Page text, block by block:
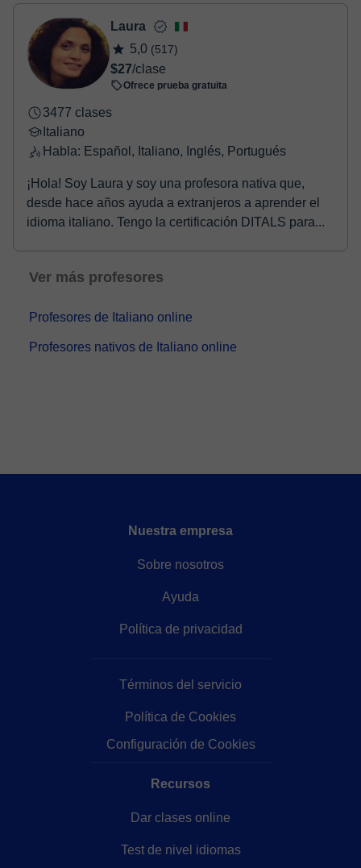
- Tarjeta de crédito.
- Paypal.
Una vez realices el pago de la clase, recibirás un e-mail de
confirmación de la reserva.
Laura
5,0 (517)
$27/clase
Ofrece prueba gratuita
3477 clases
Italiano
Habla: Español, Italiano, Inglés, Portugués
¡Hola! Soy Laura y soy una profesora nativa que,
desde hace años ayuda a extranjeros a aprender el
idioma italiano. Tengo la certificación DITALS para...
Ver más profesores
Profesores de Italiano online
Profesores nativos de Italiano online
Nuestra empresa
Sobre nosotros
Ayuda
Política de privacidad
Términos del servicio
Política de Cookies
Configuración de Cookies
Recursos
Dar clases online
Test de nivel idiomas